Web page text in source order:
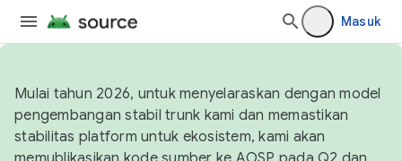
Masuk
Mulai tahun 2026, untuk menyelaraskan dengan model
pengembangan stabil trunk kami dan memastikan
stabilitas platform untuk ekosistem, kami akan